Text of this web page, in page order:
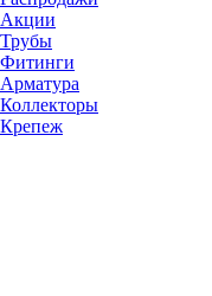
Акции
Трубы
Фитинги
Арматура
Коллекторы
Крепеж